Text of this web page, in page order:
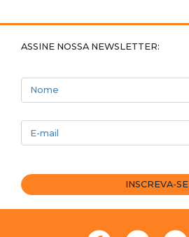
ASSINE NOSSA NEWSLETTER:
INSCREVA-SE